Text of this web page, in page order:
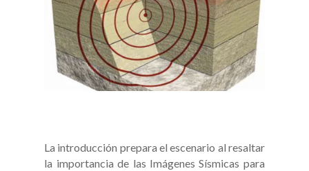
La introducción prepara el escenario al resaltar
la importancia de las Imágenes Sísmicas para